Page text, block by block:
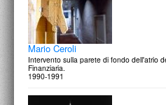
Mario Ceroli
Intervento sulla parete di fondo dell'atrio
Finanziaria.
1990-1991